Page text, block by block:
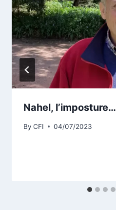
Nahel, l’imposture…
By CFI 04/07/2023